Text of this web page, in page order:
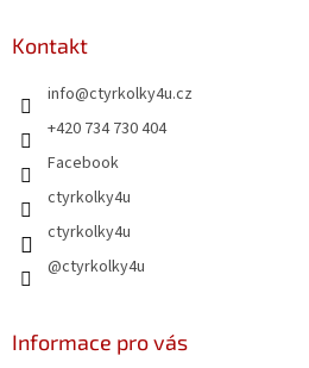
Kontakt
info@ctyrkolky4u.cz
+420 734 730 404
Facebook
ctyrkolky4u
ctyrkolky4u
@ctyrkolky4u
Informace pro vás